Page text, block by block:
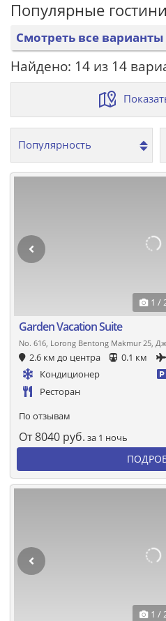
Популярные
Смотреть все варианты
Найдено: 14 из 14
1 /
Garden Vacation Suite
No. 616, Lorong Bentong Makmur 25,
2.6 км до центра 0.1 км
Кондиционер
Ресторан
По отзывам
От8040 руб. за 1 ночь
1 /